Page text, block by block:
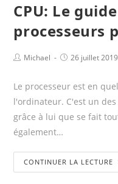
CPU: Le
processeurs
Michael 26 juillet 2019
Le processeur est en
l'ordinateur. C'est un
grâce à lui que se fait
également…
CONTINUER LA LECTURE